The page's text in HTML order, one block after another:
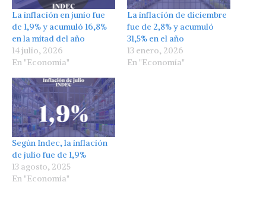
La inflación en junio fue
de 1,9% y acumuló 16,8%
en la mitad del año
14 julio, 2026
En "Economía"
La inflación de diciembre
fue de 2,8% y acumuló
31,5% en el año
13 enero, 2026
En "Economía"
Según Indec, la inflación
de julio fue de 1,9%
13 agosto, 2025
En "Economía"